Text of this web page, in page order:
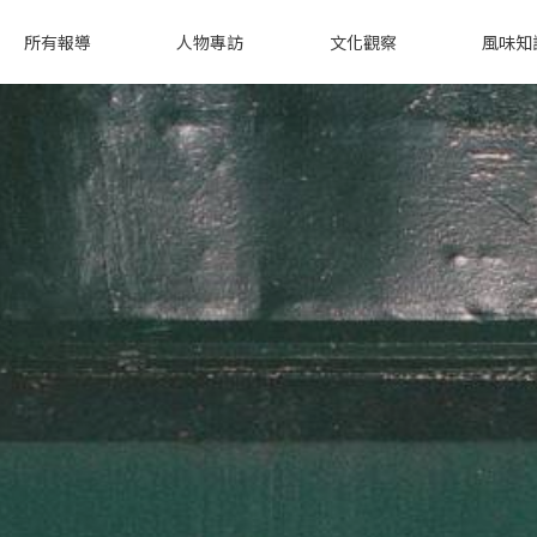
所有報導 人物專訪 文化觀察 風味知